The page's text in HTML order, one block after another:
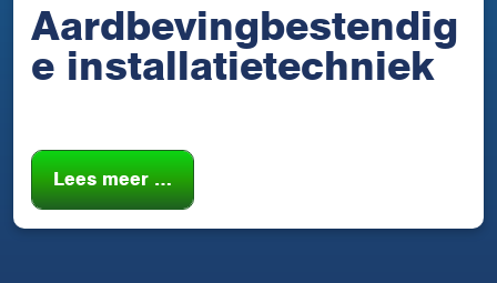
Aardbevingbestendig
e installatietechniek
Lees meer …